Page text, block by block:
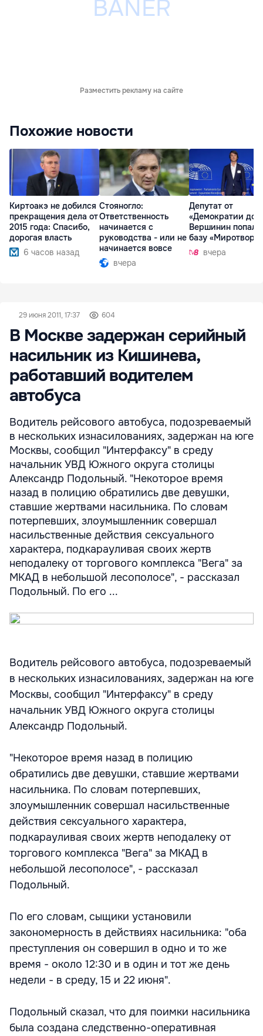
Разместить рекламу на сайте
Похожие новости
Киртоакэ не добился
прекращения дела от
2015 года: Спасибо,
дорогая власть
6 часов назад
Стояногло:
Ответственность
начинается с
руководства - или не
начинается вовсе
вчера
Депутат от
«Демократии
Вершинин попал в
базу
вчера
29 июня 2011, 17:37 604
В Москве задержан серийный
насильник из Кишинева,
работавший водителем
автобуса
Водитель рейсового автобуса, подозреваемый
в нескольких изнасилованиях, задержан на юге
Москвы, сообщил "Интерфаксу" в среду
начальник УВД Южного округа столицы
Александр Подольный. "Некоторое время
назад в полицию обратились две девушки,
ставшие жертвами насильника. По словам
потерпевших, злоумышленник совершал
насильственные действия сексуального
характера, подкарауливая своих жертв
неподалеку от торгового комплекса "Вега" за
МКАД в небольшой лесополосе", - рассказал
Подольный. По его ...
Водитель рейсового автобуса, подозреваемый
в нескольких изнасилованиях, задержан на юге
Москвы, сообщил "Интерфаксу" в среду
начальник УВД Южного округа столицы
Александр Подольный.
"Некоторое время назад в полицию
обратились две девушки, ставшие жертвами
насильника. По словам потерпевших,
злоумышленник совершал насильственные
действия сексуального характера,
подкарауливая своих жертв неподалеку от
торгового комплекса "Вега" за МКАД в
небольшой лесополосе", - рассказал
Подольный.
По его словам, сыщики установили
закономерность в действиях насильника: "оба
преступления он совершил в одно и то же
время - около 12:30 и в один и тот же день
недели - в среду, 15 и 22 июня".
Подольный сказал, что для поимки насильника
была создана следственно-оперативная